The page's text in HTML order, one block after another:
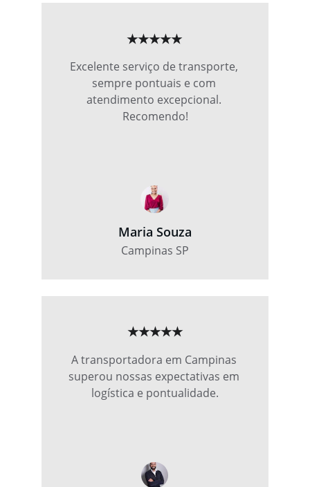
A transportadora em Campinas
superou nossas expectativas em
logística e pontualidade.
Excelente serviço de transporte,
sempre pontuais e com
atendimento excepcional.
Recomendo!
Maria Souza
Campinas SP
★★★★★
★★★★★